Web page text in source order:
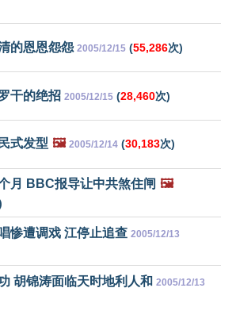
的恩恩怨怨 2005/12/15 (55,286次)
干的绝招 2005/12/15 (28,460次)
式发型 🖼️ 2005/12/14 (30,183次)
月 BBC报导让中共煞住闸 🖼️
惨遭调戏 江停止追查 2005/12/13
胡锦涛面临天时地利人和 2005/12/13